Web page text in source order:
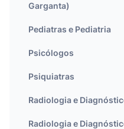
Garganta)
Pediatras e Pediatria
Psicólogos
Psiquiatras
Radiologia e
Radiologia e